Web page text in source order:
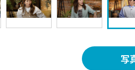
写